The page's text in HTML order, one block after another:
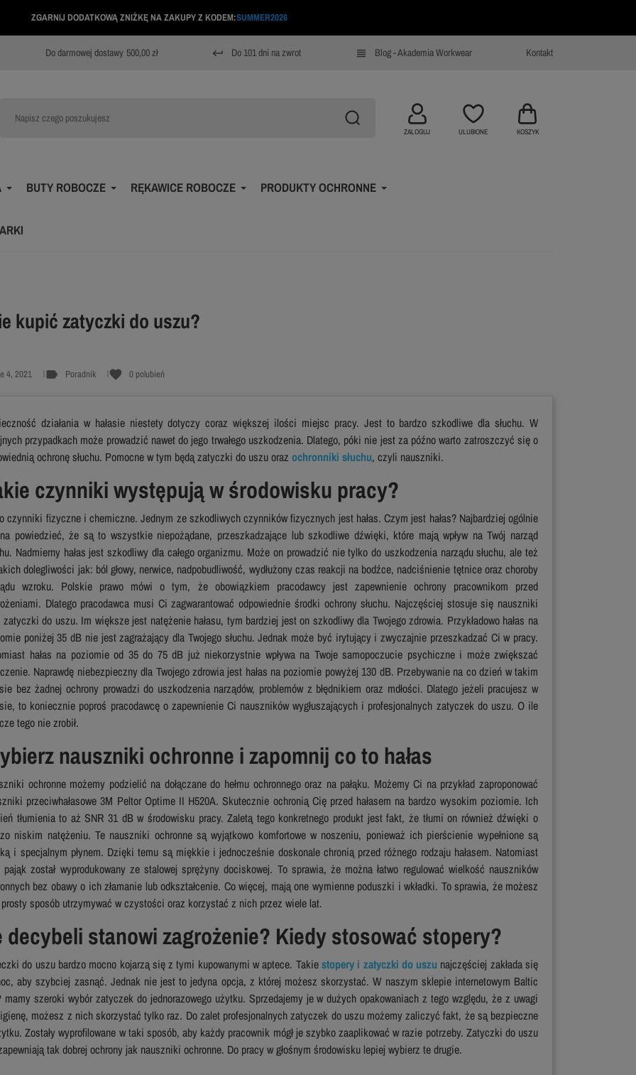
ZGARNIJ DODATKOWĄ ZNIŻKĘ NA ZAKUPY Z KODEM:SUMMER2026
Do darmowej dostawy 500,00 zł keyboard_return Do 101 dni na zwrot view_headline Blog - Akademia Workwear Kontakt
ZALOGUJ ULUBIONE KOSZYK
BUTY ROBOCZE RĘKAWICE ROBOCZE PRODUKTY OCHRONNE
kupić zatyczki do uszu?
4, 2021 label Poradnik favorite 0 polubień
działania w hałasie niestety dotyczy coraz większej ilości miejsc pracy. Jest to bardzo szkodliwe dla słuchu. W
przypadkach może prowadzić nawet do jego trwałego uszkodzenia. Dlatego, póki nie jest za późno warto zatroszczyć się o
ochronę słuchu. Pomocne w tym będą zatyczki do uszu oraz ochronniki słuchu, czyli nauszniki.
czynniki występują w środowisku pracy?
czynniki fizyczne i chemiczne. Jednym ze szkodliwych czynników fizycznych jest hałas. Czym jest hałas? Najbardziej ogólnie
powiedzieć, że są to wszystkie niepożądane, przeszkadzające lub szkodliwe dźwięki, które mają wpływ na Twój narząd
Nadmierny hałas jest szkodliwy dla całego organizmu. Może on prowadzić nie tylko do uszkodzenia narządu słuchu, ale też
dolegliwości jak: ból głowy, nerwice, nadpobudliwość, wydłużony czas reakcji na bodźce, nadciśnienie tętnice oraz choroby
wzroku. Polskie prawo mówi o tym, że obowiązkiem pracodawcy jest zapewnienie ochrony pracownikom przed
Dlatego pracodawca musi Ci zagwarantować odpowiednie środki ochrony słuchu. Najczęściej stosuje się nauszniki
zatyczki do uszu. Im większe jest natężenie hałasu, tym bardziej jest on szkodliwy dla Twojego zdrowia. Przykładowo hałas na
poniżej 35 dB nie jest zagrażający dla Twojego słuchu. Jednak może być irytujący i zwyczajnie przeszkadzać Ci w pracy.
hałas na poziomie od 35 do 75 dB już niekorzystnie wpływa na Twoje samopoczucie psychiczne i może zwiększać
Naprawdę niebezpieczny dla Twojego zdrowia jest hałas na poziomie powyżej 130 dB. Przebywanie na co dzień w takim
bez żadnej ochrony prowadzi do uszkodzenia narządów, problemów z błędnikiem oraz mdłości. Dlatego jeżeli pracujesz w
to koniecznie poproś pracodawcę o zapewnienie Ci nauszników wygłuszających i profesjonalnych zatyczek do uszu. O ile
tego nie zrobił.
nauszniki ochronne i zapomnij co to hałas
ochronne możemy podzielić na dołączane do hełmu ochronnego oraz na pałąku. Możemy Ci na przykład zaproponować
przeciwhałasowe 3M Peltor Optime II H520A. Skutecznie ochronią Cię przed hałasem na bardzo wysokim poziomie. Ich
tłumienia to aż SNR 31 dB w środowisku pracy. Zaletą tego konkretnego produkt jest fakt, że tłumi on również dźwięki o
niskim natężeniu. Te nauszniki ochronne są wyjątkowo komfortowe w noszeniu, ponieważ ich pierścienie wypełnione są
i specjalnym płynem. Dzięki temu są miękkie i jednocześnie doskonale chronią przed różnego rodzaju hałasem. Natomiast
pająk został wyprodukowany ze stalowej sprężyny dociskowej. To sprawia, że można łatwo regulować wielkość nauszników
bez obawy o ich złamanie lub odkształcenie. Co więcej, mają one wymienne poduszki i wkładki. To sprawia, że możesz
sposób utrzymywać w czystości oraz korzystać z nich przez wiele lat.
decybeli stanowi zagrożenie? Kiedy stosować stopery?
do uszu bardzo mocno kojarzą się z tymi kupowanymi w aptece. Takiestopery i zatyczki do uszu najczęściej zakłada się
aby szybciej zasnąć. Jednak nie jest to jedyna opcja, z której możesz skorzystać. W naszym sklepie internetowym Baltic
mamy szeroki wybór zatyczek do jednorazowego użytku. Sprzedajemy je w dużych opakowaniach z tego względu, że z uwagi
możesz z nich skorzystać tylko raz. Do zalet profesjonalnych zatyczek do uszu możemy zaliczyć fakt, że są bezpieczne
Zostały wyprofilowane w taki sposób, aby każdy pracownik mógł je szybko zaaplikować w razie potrzeby. Zatyczki do uszu
tak dobrej ochrony jak nauszniki ochronne. Do pracy w głośnym środowisku lepiej wybierz te drugie.